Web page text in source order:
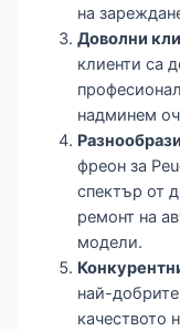
на
Доволни
клиенти са
надминем
фреон за
спектър от
ремонт на
модели.
най-
качеството